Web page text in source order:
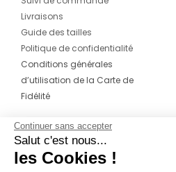
Livraisons
Guide des tailles
Politique de confidentialité
Conditions générales
d’utilisation de la Carte de
Fidélité
CONTACT
04 42 20 78 42
Continuer sans accepter
Salut c'est nous...
les Cookies !